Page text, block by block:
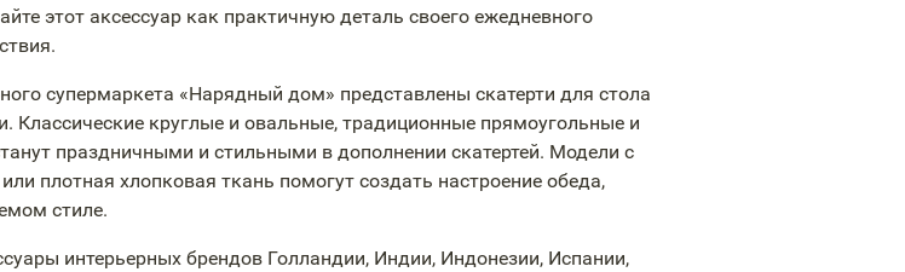
этот аксессуар как практичную деталь своего ежедневного
супермаркета «Нарядный дом» представлены скатерти для стола
Классические круглые и овальные, традиционные прямоугольные и
праздничными и стильными в дополнении скатертей. Модели с
плотная хлопковая ткань помогут создать настроение обеда,
стиле.
интерьерных брендов Голландии, Индии, Индонезии, Испании,